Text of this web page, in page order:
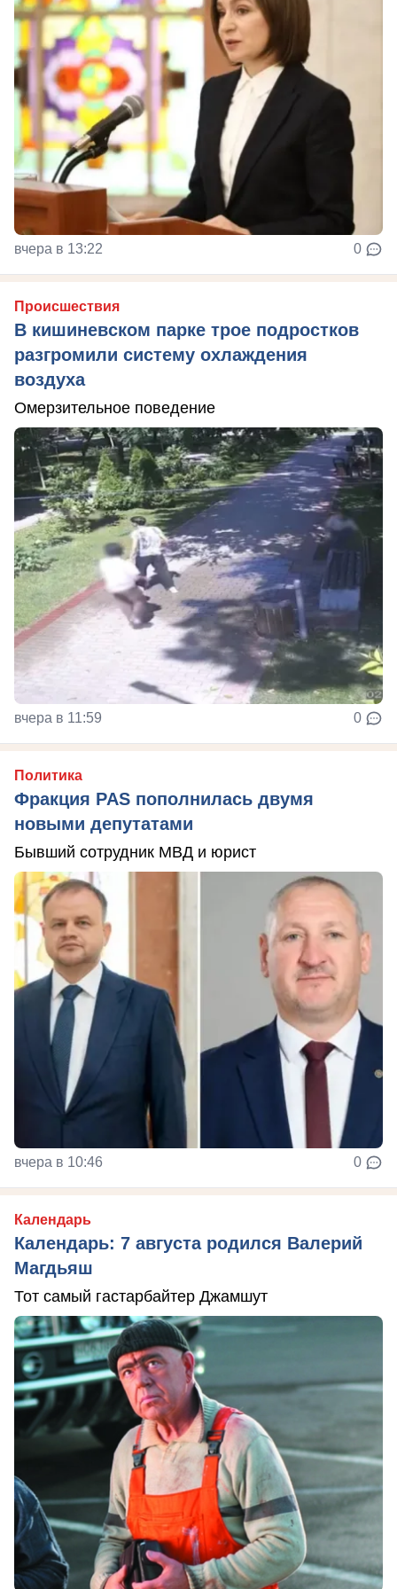
вчера в 13:22 0
Происшествия
В кишиневском парке трое подростков
разгромили систему охлаждения
воздуха
Омерзительное поведение
вчера в 11:59 0
Политика
Фракция PAS пополнилась двумя
новыми депутатами
Бывший сотрудник МВД и юрист
вчера в 10:46 0
Календарь
Календарь: 7 августа родился Валерий
Магдьяш
Тот самый гастарбайтер Джамшут